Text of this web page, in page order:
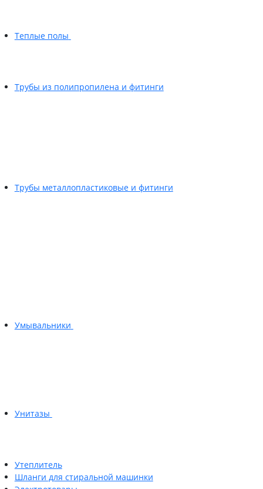
Теплые полы
Трубы из полипропилена и фитинги
Трубы металлопластиковые и фитинги
Умывальники
Унитазы
Утеплитель
Шланги для стиральной машинки